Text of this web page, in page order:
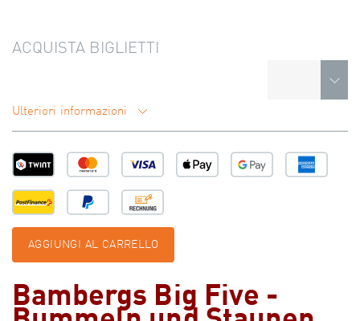
ACQUISTA BIGLIETTI
Ulteriori informazioni
AGGIUNGI AL CARRELLO
Bambergs Big Five -